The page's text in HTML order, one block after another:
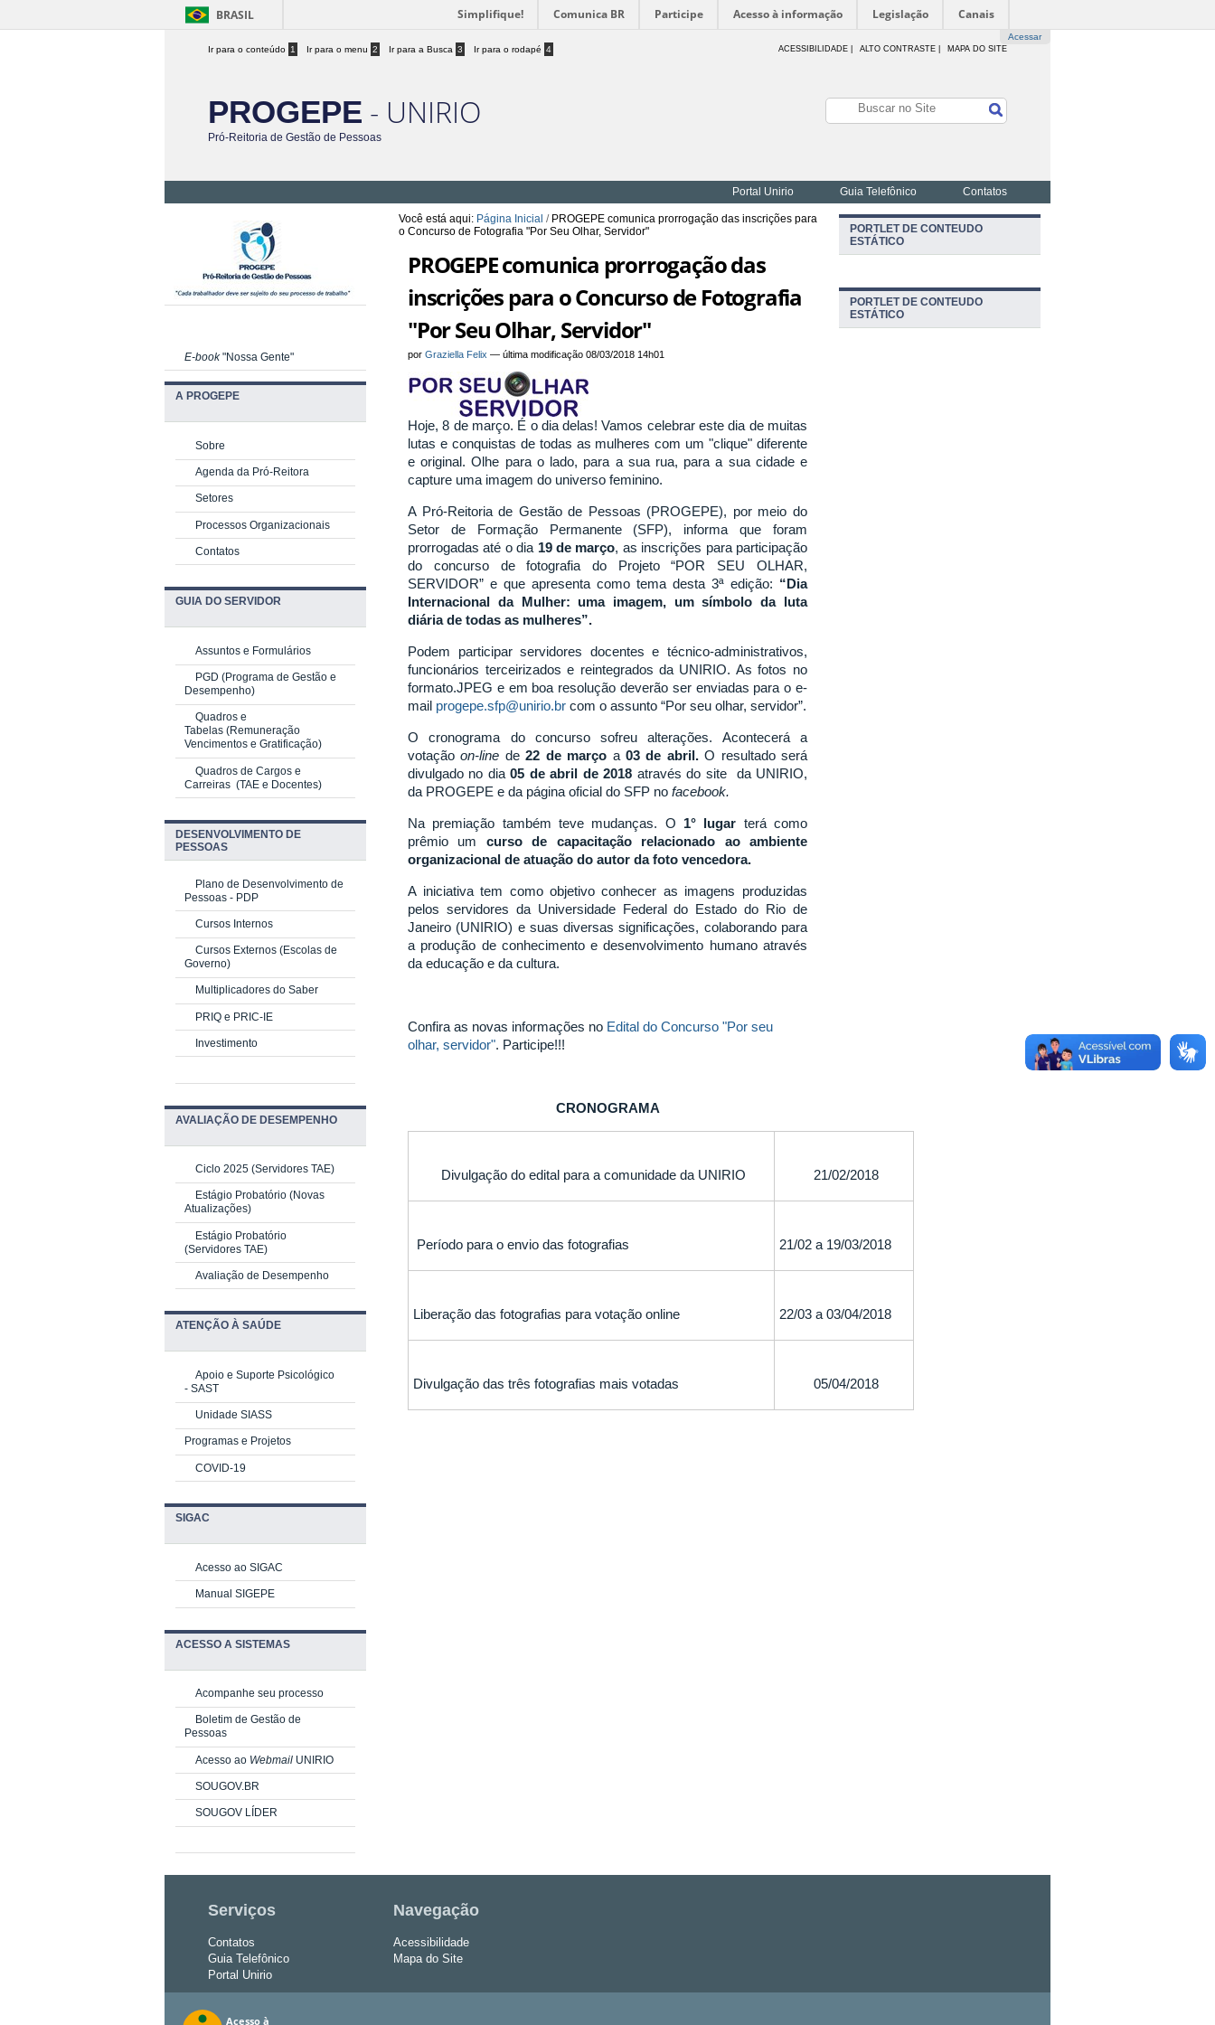
BRASIL Simplifique! Comunica BR Participe Acesso à informação Legislação Canais
Acessar
Ir para o conteúdo 1 Ir para o menu 2 Ir para a Busca 3 Ir para o rodapé 4 ACESSIBILIDADE ALTO CONTRASTE | MAPA DO SITE
PROGEPE - UNIRIO
Pró-Reitoria de Gestão de Pessoas
Portal Unirio Guia Telefônico Contatos
Você está aqui: Página Inicial / PROGEPE comunica prorrogação das inscrições para
o Concurso de Fotografia "Por Seu Olhar, Servidor"
PROGEPE comunica prorrogação das
inscrições para o Concurso de Fotografia
"Por Seu Olhar, Servidor"
porGraziella Felix —última modificação 08/03/2018 14h01
Hoje, 8 de março. É o dia delas! Vamos celebrar este dia de muitas
lutas e conquistas de todas as mulheres com um "clique" diferente
e original. Olhe para o lado, para a sua rua, para a sua cidade e
capture uma imagem do universo feminino.
A Pró-Reitoria de Gestão de Pessoas (PROGEPE), por meio do
Setor de Formação Permanente (SFP), informa que foram
prorrogadas até o dia 19 de março, as inscrições para participação
do concurso de fotografia do Projeto “POR SEU OLHAR,
SERVIDOR” e que apresenta como tema desta 3ª edição: “Dia
Internacional da Mulher: uma imagem, um símbolo da luta
diária de todas as mulheres”.
Podem participar servidores docentes e técnico-administrativos,
funcionários terceirizados e reintegrados da UNIRIO. As fotos no
formato.JPEG e em boa resolução deverão ser enviadas para o e-
mail progepe.sfp@unirio.br com o assunto “Por seu olhar, servidor”.
O cronograma do concurso sofreu alterações. Acontecerá a
votaçãoon-line de22 de março a 03 de abril.O resultado será
divulgado no dia05 de abril de 2018 através do site da UNIRIO,
da PROGEPE e da página oficial do SFP nofacebook.
Na premiação também teve mudanças. O 1° lugar terá como
prêmio um curso de capacitação relacionado ao ambiente
organizacional de atuação do autor da foto vencedora.
A iniciativa tem como objetivo conhecer as imagens produzidas
pelos servidores da Universidade Federal do Estado do Rio de
Janeiro (UNIRIO) e suas diversas significações, colaborando para
a produção de conhecimento e desenvolvimento humano através
da educação e da cultura.
Confira as novas informações no Edital do Concurso "Por seu
olhar, servidor". Participe!!!
CRONOGRAMA
Divulgação do edital para a comunidade da UNIRIO 21/02/2018
Período para o envio das fotografias 21/02 a 19/03/2018
Liberação das fotografias para votação online 22/03 a 03/04/2018
Divulgação das três fotografias mais votadas 05/04/2018
E-book"Nossa Gente"
A PROGEPE
Sobre
Agenda da Pró-Reitora
Setores
Processos Organizacionais
Contatos
GUIA DO SERVIDOR
Assuntos e Formulários
PGD (Programa de Gestão e
Desempenho)
Quadros e
Tabelas (Remuneração
Vencimentos e Gratificação)
Quadros de Cargos e
Carreiras (TAE e Docentes)
DESENVOLVIMENTO DE
PESSOAS
Plano de Desenvolvimento de
Pessoas - PDP
Cursos Internos
Cursos Externos (Escolas de
Governo)
Multiplicadores do Saber
PRIQ e PRIC-IE
Investimento
AVALIAÇÃO DE DESEMPENHO
Ciclo 2025 (Servidores TAE)
Estágio Probatório (Novas
Atualizações)
Estágio Probatório
(Servidores TAE)
Avaliação de Desempenho
ATENÇÃO À SAÚDE
Apoio e Suporte Psicológico
- SAST
Unidade SIASS
Programas e Projetos
COVID-19
SIGAC
Acesso ao SIGAC
Manual SIGEPE
ACESSO A SISTEMAS
Acompanhe seu processo
Boletim de Gestão de
Pessoas
Acesso ao Webmail UNIRIO
SOUGOV.BR
SOUGOV LÍDER
PORTLET DE CONTEUDO
ESTÁTICO
PORTLET DE CONTEUDO
ESTÁTICO
Serviços
Contatos
Guia Telefônico
Portal Unirio
Navegação
Acessibilidade
Mapa do Site